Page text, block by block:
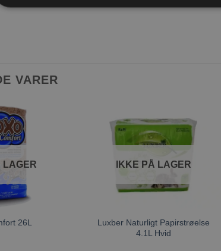
VARER
LAGER
26L
Tilføj til
ønskeliste
IKKE PÅ LAGER
Luxber Naturligt Papirstrøelse
4.1L Hvid